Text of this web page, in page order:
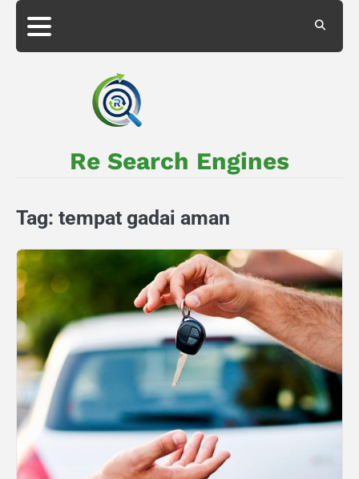
Skip
content
About
Privacy
Re Search Engines
Tag: tempat gadai aman